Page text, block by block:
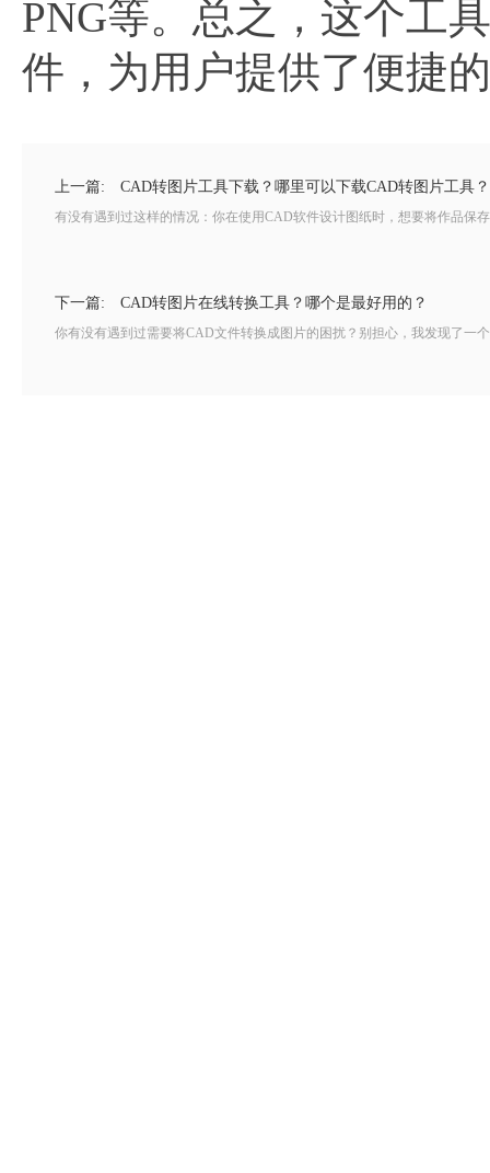
PNG等。总之，这个工
件，为用户提供了便捷
上一篇: CAD转图片工具下载？哪里可以下载CAD转图片工具？
有没有遇到过这样的情况：你在使用CAD软件设计图纸时，想要将作品保
下一篇: CAD转图片在线转换工具？哪个是最好用的？
你有没有遇到过需要将CAD文件转换成图片的困扰？别担心，我发现了一